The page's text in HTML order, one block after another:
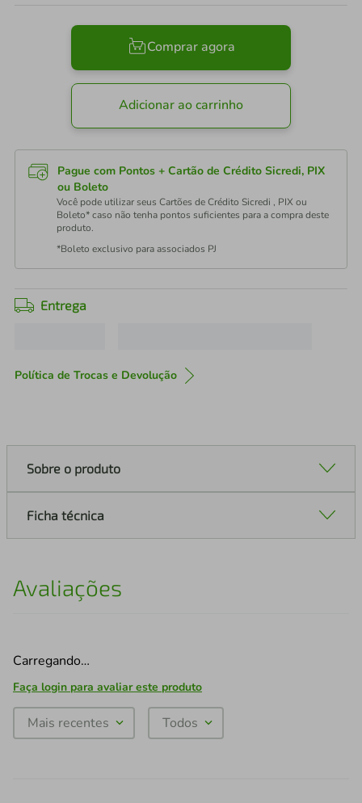
Comprar agora
Adicionar ao carrinho
Pague com Pontos + Cartão de Crédito Sicredi, PIX
ou Boleto
Você pode utilizar seus Cartões de Crédito Sicredi , PIX ou
Boleto* caso não tenha pontos suficientes para a compra deste
produto.
*Boleto exclusivo para associados PJ
Entrega
Política de Trocas e Devolução
Sobre o produto
Ficha técnica
Avaliações
Carregando…
Faça login para avaliar este produto
Mais recentes Todos